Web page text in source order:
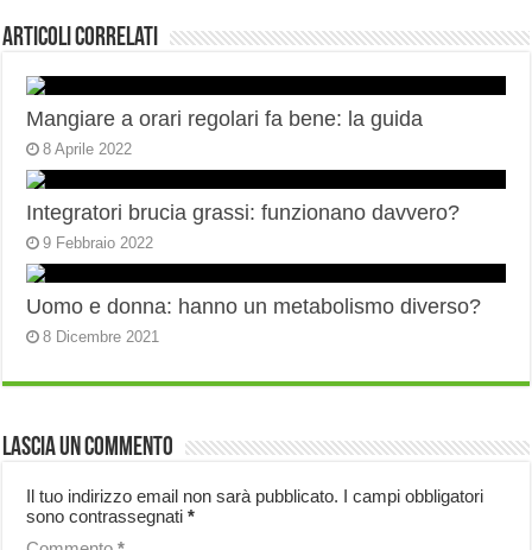
Articoli correlati
Mangiare a orari regolari fa bene: la guida
8 Aprile 2022
Integratori brucia grassi: funzionano davvero?
9 Febbraio 2022
Uomo e donna: hanno un metabolismo diverso?
8 Dicembre 2021
Lascia un commento
Il tuo indirizzo email non sarà pubblicato. I campi obbligatori
sono contrassegnati*